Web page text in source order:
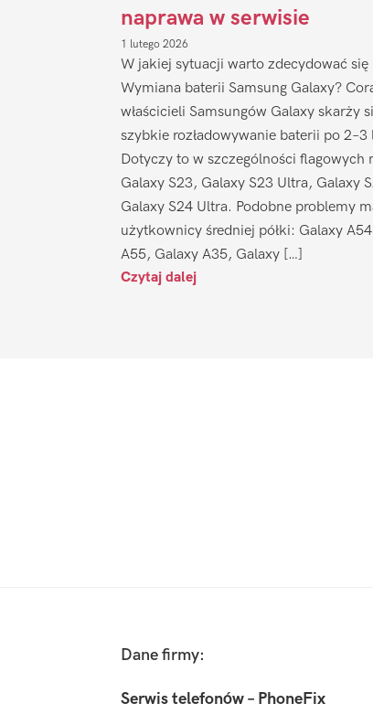
naprawa w serwisie
1 lutego 2026
W jakiej sytuacji warto zdecydować się
Wymiana baterii Samsung Galaxy?
właścicieli Samsungów Galaxy skarży
szybkie rozładowywanie baterii po 2–3
Dotyczy to w szczególności flagowych
Galaxy S23, Galaxy S23 Ultra, Galaxy
Galaxy S24 Ultra. Podobne problemy
użytkownicy średniej półki: Galaxy
A55, Galaxy A35, Galaxy […]
Czytaj dalej
Dane firmy:
Serwis telefonów – PhoneFix